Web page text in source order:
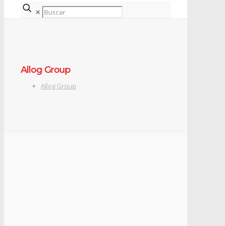
✕
Allog Group
Allog Group